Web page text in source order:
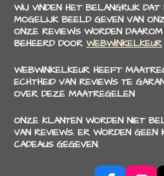
WIJ VINDEN HET BELANGRIJK
MOGELIJK BEELD GEVEN VAN
ONZE REVIEWS WORDEN
BEHEERD DOOR WEBWINKELKEUR
WEBWINKELKEUR HEEFT
ECHTHEID VAN REVIEWS TE
OVER DEZE MAATREGELEN
ONZE KLANTEN WORDEN NIET
VAN REVIEWS. ER WORDEN GEEN
CADEAUS GEGEVEN.